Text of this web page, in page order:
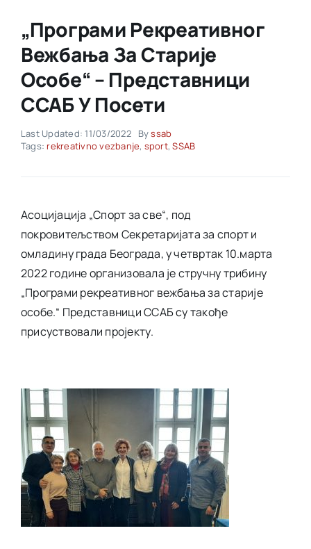
Akti SSAB
Kontakt
„Програми Рекреативног
Вежбања За Старије
Особе“ – Представници
ССАБ У Посети
Last Updated: 11/03/2022 Byssab
Tags: rekreativno vezbanje, sport,SSAB
Асоцијација „Спорт за све“, под
покровитељством Секретаријата за спорт и
омладину града Београда, у четвртак 10.марта
2022 године организовала је стручну трибину
„Програми рекреативног вежбања за старије
особе.“ Представници ССАБ су такође
присуствовали пројекту.